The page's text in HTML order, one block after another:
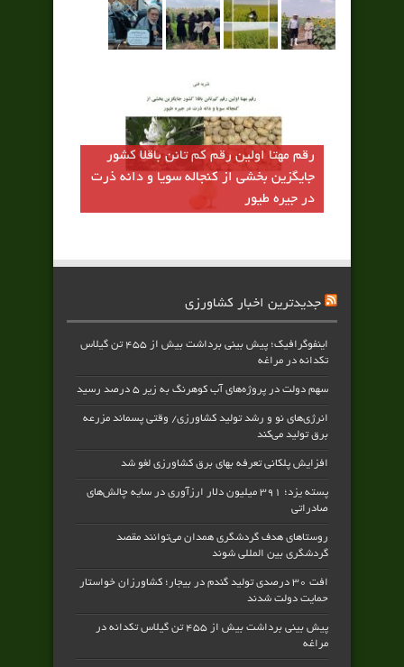
رقم مهتا اولين رقم كم تانن باقلا كشور
جايگزين بخشي از كنجاله سويا و دانه ذرت
در جيره طيور
جدیدترین اخبار کشاورزی
اینفوگرافیک؛ پیش بینی برداشت بیش از ۴۵۵ تن گیلاس
تکدانه در مراغه
سهم دولت در پروژه‌های آب کوهرنگ به زیر ۵ درصد رسید
انرژی‌های نو و رشد تولید کشاورزی/ وقتی پسماند مزرعه‌
برق تولید می‌کند
افزایش پلکانی تعرفه بهای برق کشاورزی لغو شد
پسته یزد؛ ۳۹۱ میلیون دلار ارزآوری در سایه چالش‌های
صادراتی
روستاهای هدف گردشگری همدان می‌توانند مقصد
گردشگری بین المللی شوند
افت ۳۰ درصدی تولید گندم در بیجار؛ کشاورزان خواستار
حمایت دولت شدند
پیش بینی برداشت بیش از ۴۵۵ تن گیلاس تکدانه در
مراغه